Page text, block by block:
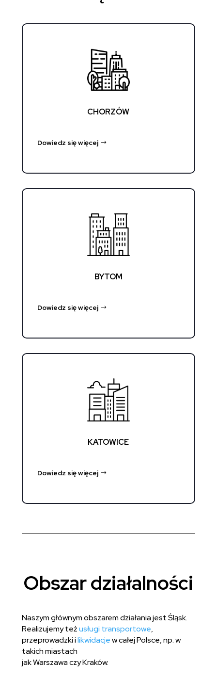
CHORZÓW
Dowiedz się więcej
BYTOM
Dowiedz się więcej
KATOWICE
Dowiedz się więcej
Obszar działalności
Naszym głównym obszarem działania jest Śląsk.
Realizujemy teżusługi transportowe,
przeprowadzki ilikwidacjew całej Polsce, np. w
takich miastach
jak Warszawa czy Kraków.